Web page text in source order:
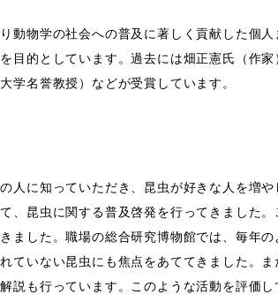
動物学の社会への普及に著しく貢献した個
目的としています。過去には畑正憲氏（作
学名誉教授）などが受賞しています。
人に知っていただき、昆虫が好きな人を増
、昆虫に関する普及啓発を行ってきました
ました。職場の総合研究博物館では、毎年の
ていない昆虫にも焦点をあててきました。
説も行っています。このような活動を評価